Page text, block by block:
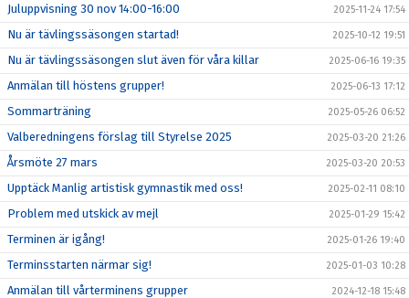
Juluppvisning 30 nov 14:00-16:00 2025-11-24 17:54
Nu är tävlingssäsongen startad! 2025-10-12 19:51
Nu är tävlingssäsongen slut även för våra killar 2025-06-16 19:35
Anmälan till höstens grupper! 2025-06-13 17:12
Sommarträning 2025-05-26 06:52
Valberedningens förslag till Styrelse 2025 2025-03-20 21:26
Årsmöte 27 mars 2025-03-20 20:53
Upptäck Manlig artistisk gymnastik med oss! 2025-02-11 08:10
Problem med utskick av mejl 2025-01-29 15:42
Terminen är igång! 2025-01-26 19:40
Terminsstarten närmar sig! 2025-01-03 10:28
Anmälan till vårterminens grupper 2024-12-18 15:48